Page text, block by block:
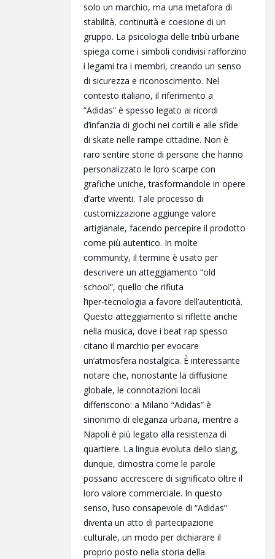
solo un marchio, ma una metafora di
stabilità, continuità e coesione di un
gruppo. La psicologia delle tribù urbane
spiega come i simboli condivisi rafforzino
i legami tra i membri, creando un senso
di sicurezza e riconoscimento. Nel
contesto italiano, il riferimento a
“Adidas” è spesso legato ai ricordi
d’infanzia di giochi nei cortili e alle sfide
di skate nelle rampe cittadine. Non è
raro sentire storie di persone che hanno
personalizzato le loro scarpe con
grafiche uniche, trasformandole in opere
d’arte viventi. Tale processo di
customizzazione aggiunge valore
artigianale, facendo percepire il prodotto
come più autentico. In molte
community, il termine è usato per
descrivere un atteggiamento “old
school”, quello che rifiuta
l’iper‑tecnologia a favore dell’autenticità.
Questo atteggiamento si riflette anche
nella musica, dove i beat rap spesso
citano il marchio per evocare
un’atmosfera nostalgica. È interessante
notare che, nonostante la diffusione
globale, le connotazioni locali
differiscono: a Milano “Adidas” è
sinonimo di eleganza urbana, mentre a
Napoli è più legato alla resistenza di
quartiere. La lingua evoluta dello slang,
dunque, dimostra come le parole
possano accrescere di significato oltre il
loro valore commerciale. In questo
senso, l’uso consapevole di “Adidas”
diventa un atto di partecipazione
culturale, un modo per dichiarare il
proprio posto nella storia della